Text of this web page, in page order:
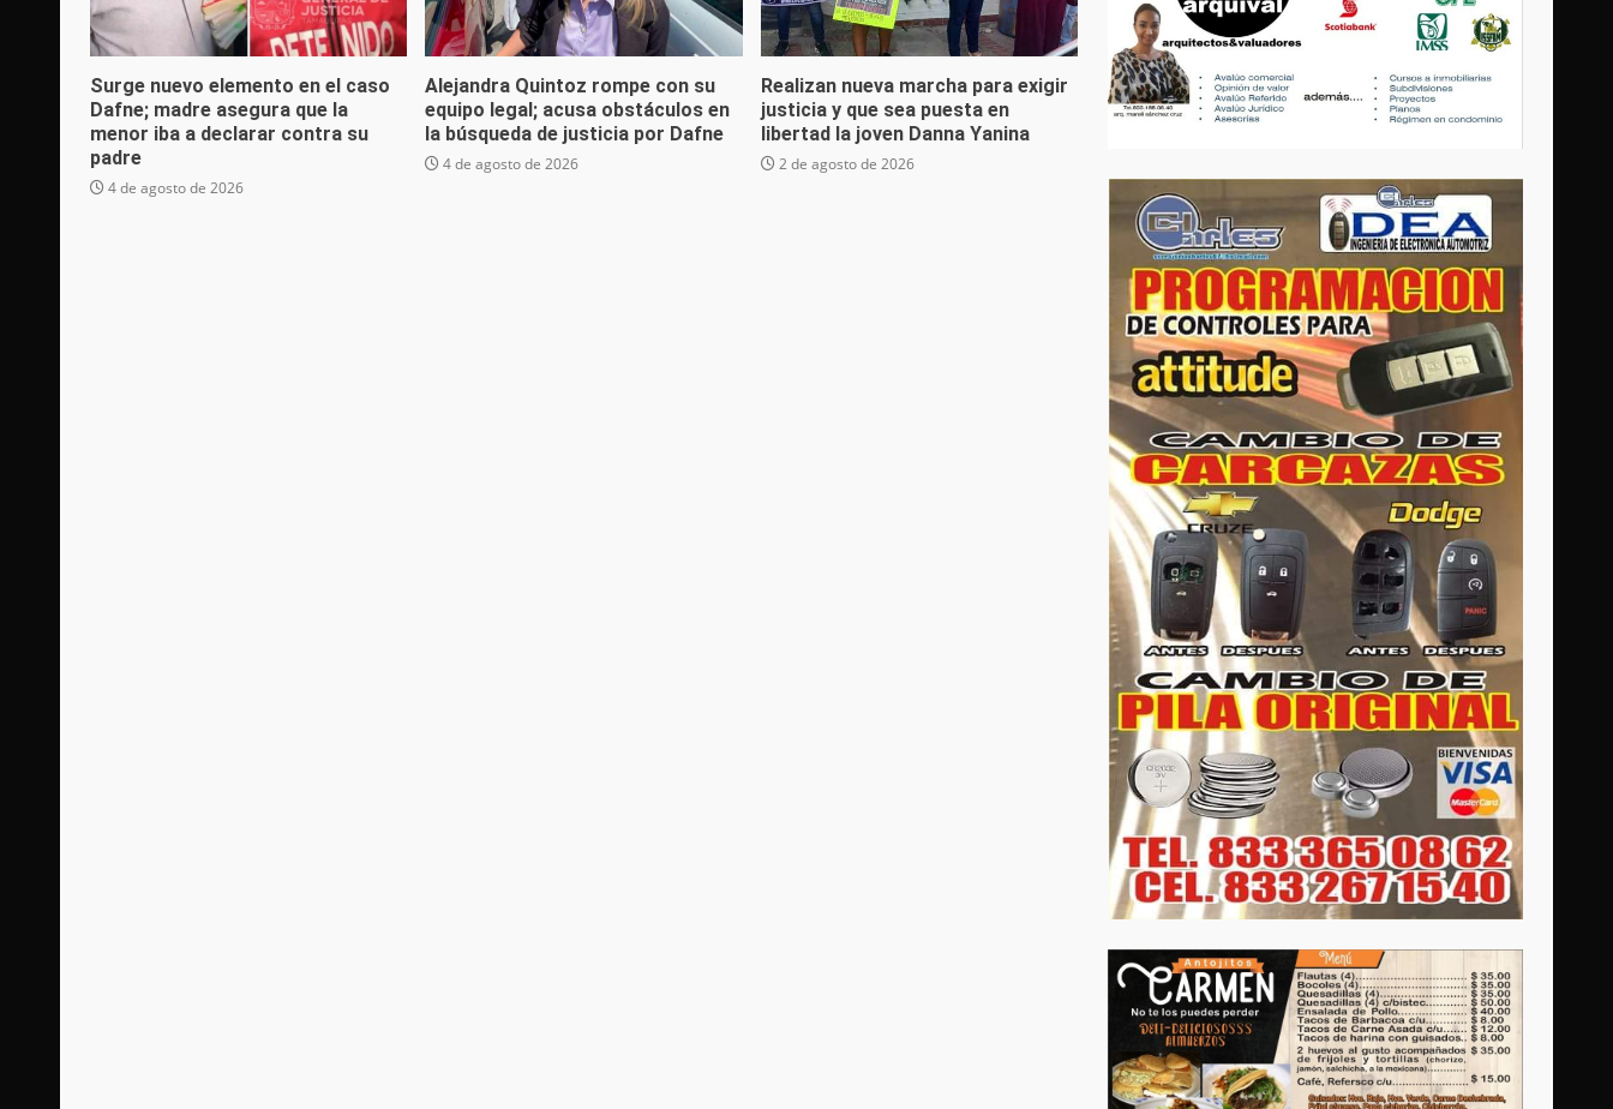
Surge nuevo elemento en el caso
Dafne; madre asegura que la
menor iba a declarar contra su
padre
4 de agosto de 2026
Alejandra Quintoz rompe con su
equipo legal; acusa obstáculos en
la búsqueda de justicia por Dafne
4 de agosto de 2026
Realizan nueva marcha para exigir
justicia y que sea puesta en
libertad la joven Danna Yanina
2 de agosto de 2026